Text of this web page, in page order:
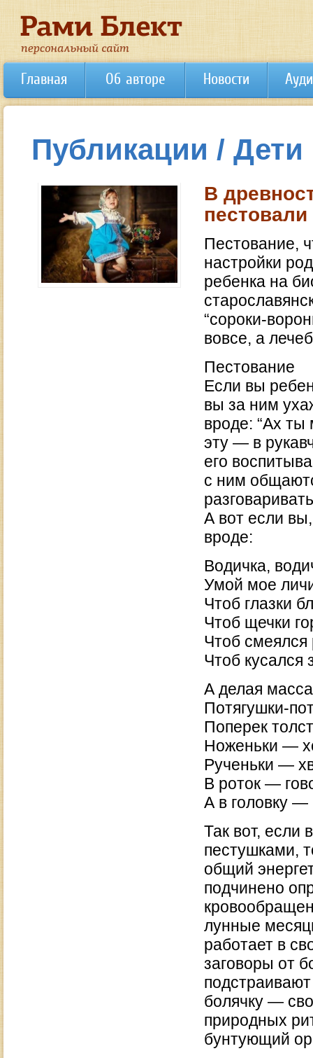
Главная Об авторе Новости
Публикации / Дети
В
пестовали
Пестование,
настройки
ребенка на
“сороки-
вовсе, а
Пестование
Если вы
вы за ним
вроде: “Ах ты
эту — в
его
с ним
разговаривать
А вот если
вроде:
Водичка,
Умой мое
Чтоб глазки
Чтоб щечки
Чтоб смеялся
Чтоб кусался
А делая
Потягушки-
Поперек
Ноженьки —
Рученьки —
В роток —
А в головку
Так вот, если
пестушками,
общий
подчинено
лунные
работает в
заговоры от
болячку —
природных
бунтующий